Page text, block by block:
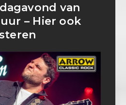
van
– Hier ook